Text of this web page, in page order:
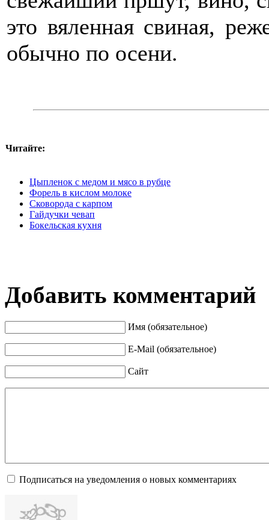
это вяленная свиная,
обычно по осени.
Читайте:
Цыпленок с медом и мясо в рубце
Форель в кислом молоке
Сковорода с карпом
Гайдучки чевап
Бокельская кухня
Добавить комментарий
Имя (обязательное)
E-Mail (обязательное)
Сайт
Подписаться на уведомления о новых комментариях